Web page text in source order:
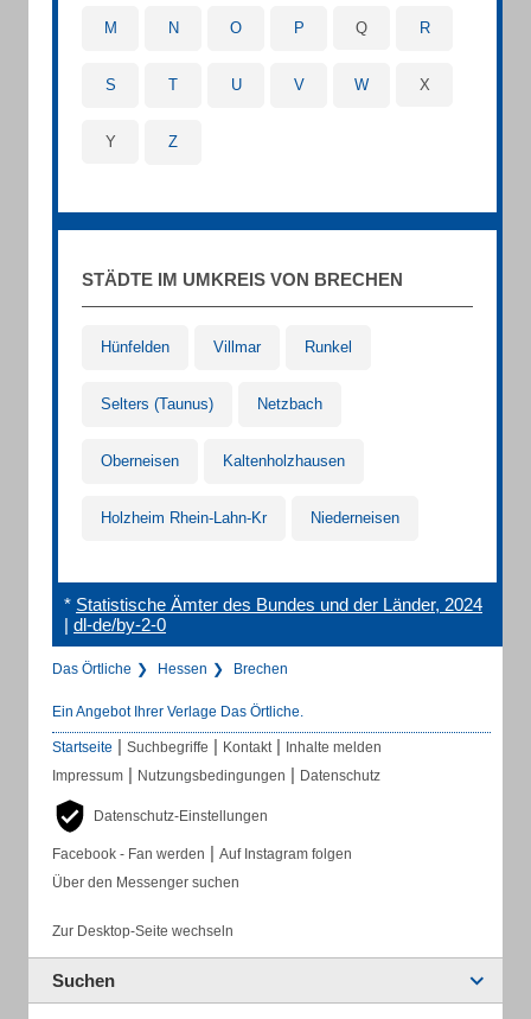
M N O P Q R
S T U V W X
Y Z
STÄDTE IM UMKREIS VON BRECHEN
Hünfelden Villmar Runkel
Selters (Taunus) Netzbach
Oberneisen Kaltenholzhausen
Holzheim Rhein-Lahn-Kr Niederneisen
* Statistische Ämter des Bundes und der Länder, 2024
| dl-de/by-2-0
Das Örtliche Hessen Brechen
Ein Angebot Ihrer Verlage Das Örtliche.
Startseite | Suchbegriffe | Kontakt | Inhalte melden
Impressum | Nutzungsbedingungen | Datenschutz
Datenschutz-Einstellungen
Facebook - Fan werden | Auf Instagram folgen
Über den Messenger suchen
Zur Desktop-Seite wechseln
Suchen